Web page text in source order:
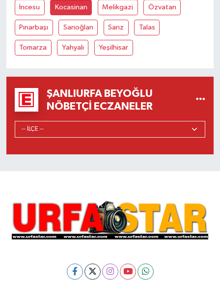
İncesu Kocasinan Melikgazi Özvatan
Pınarbaşı Sarıoğlan Sarız Talas
Tomarza Yahyalı Yeşilhisar
ŞANLIURFA BEYOĞLU
NÖBETÇI ECZANELER